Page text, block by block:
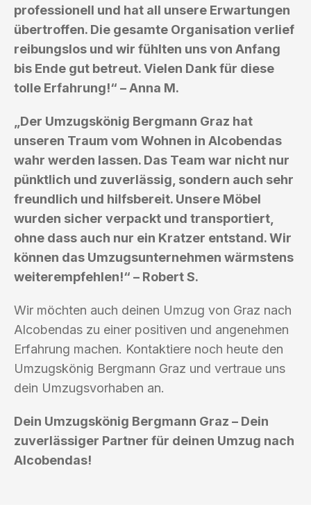
professionell und hat all unsere Erwartungen
übertroffen. Die gesamte Organisation verlief
reibungslos und wir fühlten uns von Anfang
bis Ende gut betreut. Vielen Dank für diese
tolle Erfahrung!“ – Anna M.
„Der Umzugskönig Bergmann Graz hat
unseren Traum vom Wohnen in Alcobendas
wahr werden lassen. Das Team war nicht nur
pünktlich und zuverlässig, sondern auch sehr
freundlich und hilfsbereit. Unsere Möbel
wurden sicher verpackt und transportiert,
ohne dass auch nur ein Kratzer entstand. Wir
können das Umzugsunternehmen wärmstens
weiterempfehlen!“ – Robert S.
Wir möchten auch deinen Umzug von Graz nach
Alcobendas zu einer positiven und angenehmen
Erfahrung machen. Kontaktiere noch heute den
Umzugskönig Bergmann Graz und vertraue uns
dein Umzugsvorhaben an.
Dein Umzugskönig Bergmann Graz – Dein
zuverlässiger Partner für deinen Umzug nach
Alcobendas!